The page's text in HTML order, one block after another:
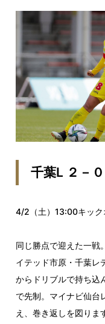
千葉L ２－
4/2（土）13:00キッ
同じ勝点で迎えた一戦
イテッド市原・千葉レ
からドリブルで持ち込
で先制。マイナビ仙台
え、巻き返しを図りま